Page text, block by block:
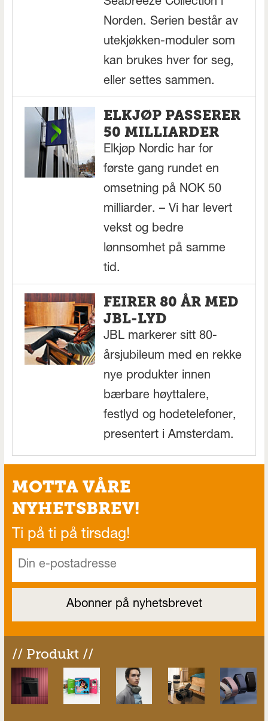
Norden. Serien består av
utekjøkken-moduler som
kan brukes hver for seg,
eller settes sammen.
ELKJØP PASSERER
50 MILLIARDER
Elkjøp Nordic har for
første gang rundet en
omsetning på NOK 50
milliarder. – Vi har levert
vekst og bedre
lønnsomhet på samme
tid.
FEIRER 80 ÅR MED
JBL-LYD
JBL markerer sitt 80-
årsjubileum med en rekke
nye produkter innen
bærbare høyttalere,
festlyd og hodetelefoner,
presentert i Amsterdam.
MOTTA VÅRE
NYHETSBREV!
Ti på ti på tirsdag!
// Produkt //